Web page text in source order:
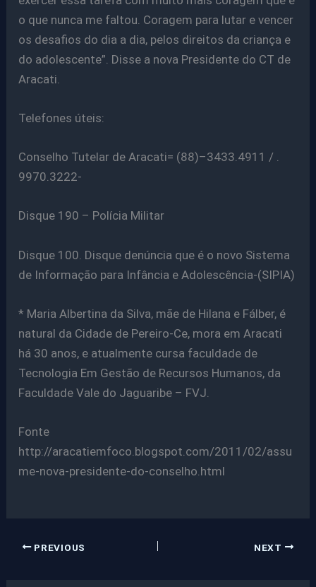
o que nunca me faltou. Coragem para lutar e vencer
os desafios do dia a dia, pelos direitos da criança e
do adolescente”. Disse a nova Presidente do CT de
Aracati.
Telefones úteis:
Conselho Tutelar de Aracati= (88)–3433.4911 / .
9970.3222-
Disque 190 – Polícia Militar
Disque 100. Disque denúncia que é o novo Sistema
de Informação para Infância e Adolescência-(SIPIA)
* Maria Albertina da Silva, mãe de Hilana e Fálber, é
natural da Cidade de Pereiro-Ce, mora em Aracati
há 30 anos, e atualmente cursa faculdade de
Tecnologia Em Gestão de Recursos Humanos, da
Faculdade Vale do Jaguaribe – FVJ.
Fonte
http://aracatiemfoco.blogspot.com/2011/02/assu
me-nova-presidente-do-conselho.html
PREVIOUS NEXT